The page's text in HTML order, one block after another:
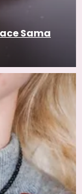
Sama